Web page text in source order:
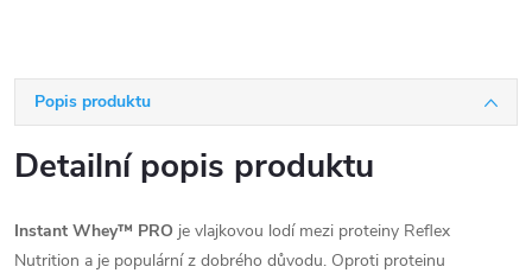
Popis produktu
Detailní popis produktu
Instant Whey™ PRO je vlajkovou lodí mezi proteiny Reflex
Nutrition a je populární z dobrého důvodu. Oproti proteinu